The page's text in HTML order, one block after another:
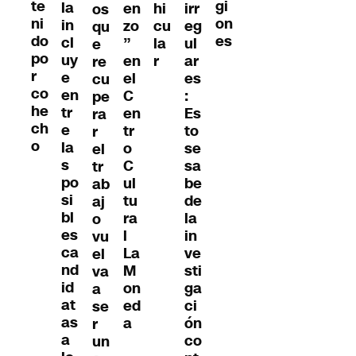
te
ni
do
po
r
co
he
ch
o
la
in
cl
uy
e
en
tr
e
la
s
po
si
bl
es
ca
nd
id
at
as
a
os
qu
e
re
cu
pe
ra
r
el
tr
ab
aj
o
vu
el
va
a
se
r
un
en
zo
”
en
el
C
en
tr
o
C
ul
tu
ra
l
La
M
on
ed
a
hi
cu
la
r
irr
eg
ul
ar
es
:
Es
to
se
sa
be
de
la
in
ve
sti
ga
ci
ón
co
gi
on
es